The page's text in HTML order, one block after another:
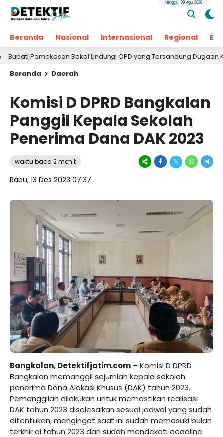
Beranda Nasional Internasional Regional
Minggu, 09 Agu 2026
Bakal Lindungi OPD yang Tersandung Dugaan Korupsi
Beranda
Daerah
Komisi D DPRD Bangkalan
Panggil Kepala Sekolah
Penerima Dana DAK 2023
waktu baca 2 menit
Rabu, 13 Des 2023 07:37
Bangkalan, Detektifjatim.com – Komisi D DPRD
Bangkalan memanggil sejumlah kepala sekolah
penerima Dana Alokasi Khusus (DAK) tahun 2023.
Pemanggilan dilakukan untuk memastikan realisasi
DAK tahun 2023 diselesaikan sesuai jadwal yang sudah
ditentukan, mengingat saat ini sudah memasuki bulan
terkhir di tahun 2023 dan sudah mendekati deadline.